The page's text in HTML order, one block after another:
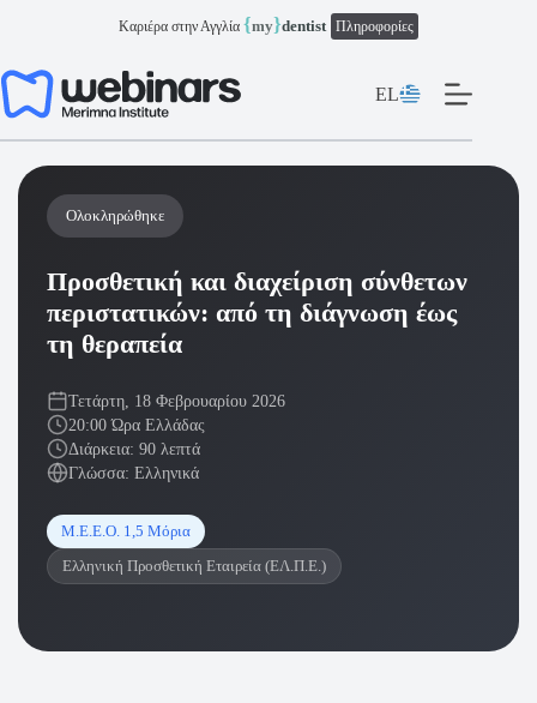
Καριέρα στην Αγγλία {my}dentist Πληροφορίες
EL
Ολοκληρώθηκε
Προσθετική και διαχείριση σύνθετων
περιστατικών: από τη διάγνωση έως
τη θεραπεία
Τετάρτη, 18 Φεβρουαρίου 2026
20:00 Ώρα Ελλάδας
Διάρκεια: 90 λεπτά
Γλώσσα: Ελληνικά
Μ.Ε.Ε.Ο. 1,5 Μόρια
Ελληνική Προσθετική Εταιρεία (ΕΛ.Π.Ε.)